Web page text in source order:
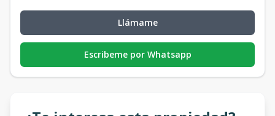
Llámame
Escribeme por Whatsapp